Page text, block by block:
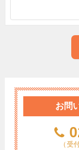
お問
（受